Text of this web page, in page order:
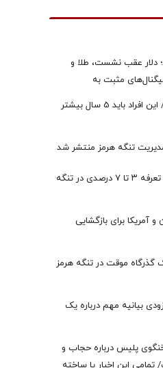
دلار عقب نشست، طلا و
مثبت به
قانون جدید بازنشستگی اعلام شد/ این افراد باید 5 سال بیشتر
تنگه هرمز منتشر شد
مذاکرات ایران و عمان برای تعیین تعرفه ۳ تا ۷ درصدی در تنگه
آمریکا برای بازگشایی
گذرگاه موقت در تنگه هرمز
بیانیه مهم درباره یک
پلیس درباره حجاب و
تمامی این اخبار یا ساخته